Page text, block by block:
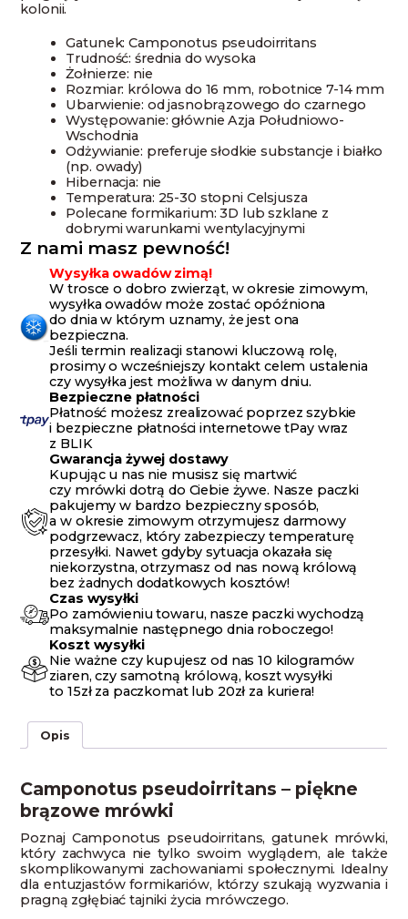
kolonii.
Gatunek: Camponotus pseudoirritans
Trudność: średnia do wysoka
Żołnierze: nie
Rozmiar: królowa do 16 mm, robotnice 7-14 mm
Ubarwienie: od jasnobrązowego do czarnego
Występowanie: głównie Azja Południowo-
Wschodnia
Odżywianie: preferuje słodkie substancje i białko
(np. owady)
Hibernacja: nie
Temperatura: 25-30 stopni Celsjusza
Polecane formikarium: 3D lub szklane z
dobrymi warunkami wentylacyjnymi
Z nami masz pewność!
Wysyłka owadów zimą!
W trosce o dobro zwierząt, w okresie zimowym,
wysyłka owadów może zostać opóźniona
do dnia w którym uznamy, że jest ona
bezpieczna.
Jeśli termin realizacji stanowi kluczową rolę,
prosimy o wcześniejszy kontakt celem ustalenia
czy wysyłka jest możliwa w danym dniu.
Bezpieczne płatności
Płatność możesz zrealizować poprzez szybkie
i bezpieczne płatności internetowe tPay wraz
z BLIK
Gwarancja żywej dostawy
Kupując u nas nie musisz się martwić
czy mrówki dotrą do Ciebie żywe. Nasze paczki
pakujemy w bardzo bezpieczny sposób,
a w okresie zimowym otrzymujesz darmowy
podgrzewacz, który zabezpieczy temperaturę
przesyłki. Nawet gdyby sytuacja okazała się
niekorzystna, otrzymasz od nas nową królową
bez żadnych dodatkowych kosztów!
Czas wysyłki
Po zamówieniu towaru, nasze paczki wychodzą
maksymalnie następnego dnia roboczego!
Koszt wysyłki
Nie ważne czy kupujesz od nas 10 kilogramów
ziaren, czy samotną królową, koszt wysyłki
to 15zł za paczkomat lub 20zł za kuriera!
Opis
Camponotus pseudoirritans – piękne
brązowe mrówki
Poznaj Camponotus pseudoirritans, gatunek mrówki,
który zachwyca nie tylko swoim wyglądem, ale także
skomplikowanymi zachowaniami społecznymi. Idealny
dla entuzjastów formikariów, którzy szukają wyzwania i
pragną zgłębiać tajniki życia mrówczego.